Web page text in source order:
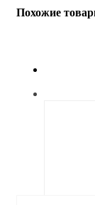
Похожие